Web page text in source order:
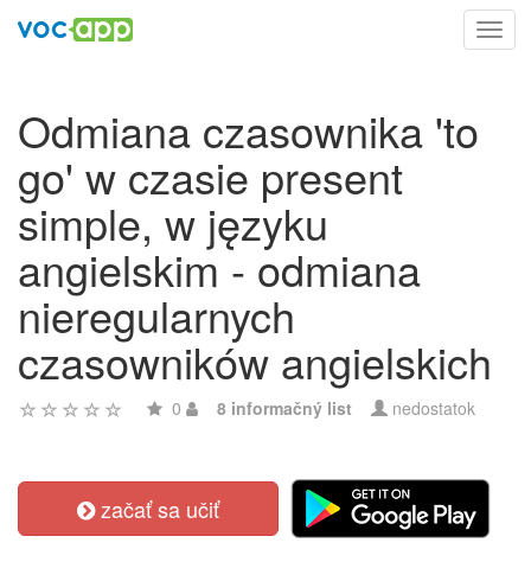
Odmiana czasownika 'to
go' w czasie present
simple, w języku
angielskim - odmiana
nieregularnych
czasowników angielskich
0 8 informačný list nedostatok
začať sa učiť